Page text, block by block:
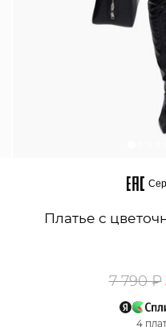
Платье с
7 790 ₽
4